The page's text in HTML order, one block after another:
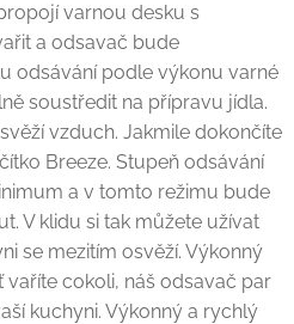
varnou desku s
a odsavač bude
odsávání podle výkonu varné
soustředit na přípravu jídla.
vzduch. Jakmile dokončíte
Breeze. Stupeň odsávání
a v tomto režimu bude
V klidu si tak můžete užívat
se mezitím osvěží. Výkonný
vaříte cokoli, náš odsavač par
kuchyni. Výkonný a rychlý